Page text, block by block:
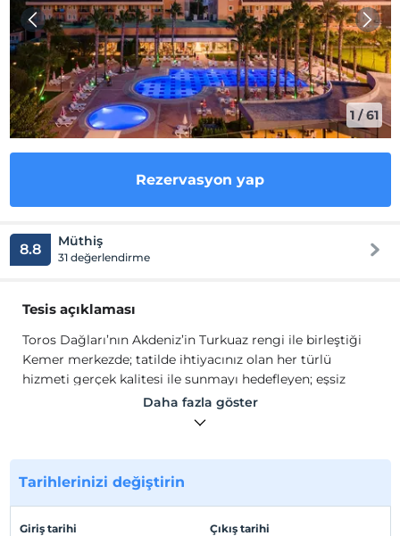
1 /61
Rezervasyon yap
8.8 Müthiş
31 değerlendirme
Tesis açıklaması
Toros Dağları’nın Akdeniz’in Turkuaz rengi ile birleştiği
Kemer merkezde; tatilde ihtiyacınız olan her türlü
hizmeti gerçek kalitesi ile sunmayı hedefleyen; eşsiz
güneşi ve plajı ile birlikte yeşile bezenmiş muhteşem
dağ manzarası ile siz değerli misafirlerini beklemektedir.
Her şey dahil konsepti ile zengin ve seçkin menüsüyle
konuklarını sabah kahvaltısı, öğlen yemeği ve akşam
Daha fazla göster
Tarihlerinizi değiştirin
Giriş tarihi Çıkış tarihi